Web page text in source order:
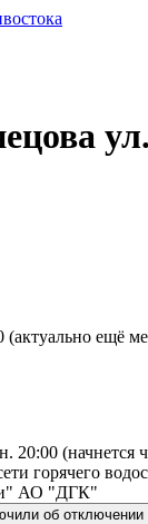
(актуально ещё
20:00 (начнется
горячего
АО "ДГК"
об отключении